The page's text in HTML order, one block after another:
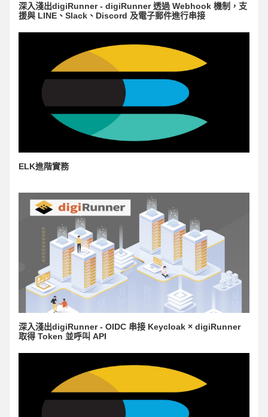
深入淺出digiRunner - digiRunner 透過 Webhook 機制，支
援與 LINE、Slack、Discord 及電子郵件進行串接
ELK進階實務
深入淺出digiRunner - OIDC 串接 Keycloak × digiRunner
取得 Token 並呼叫 API